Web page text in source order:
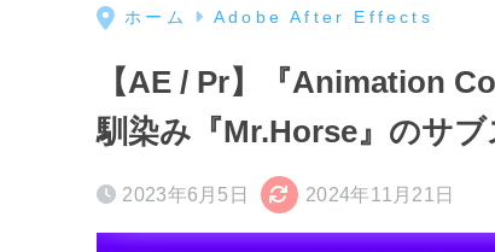
ホーム Adobe After Effects
【AE / Pr】『Animation
馴染み『Mr.Horse』のサ
2023年6月5日 2024年11月21日